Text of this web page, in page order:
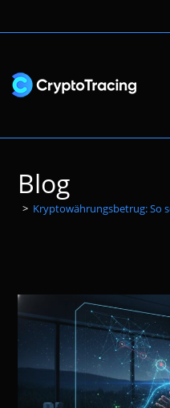
Inhalt
Blog
> Kryptowährungsbetrug: So